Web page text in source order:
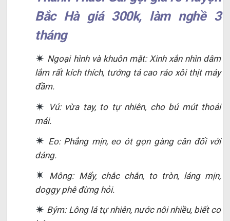
Bắc Hà giá 300k, làm nghề 3
tháng
Ngoại hình và khuôn mặt: Xinh xắn nhìn dâm
lắm rất kích thích, tướng tá cao ráo xôi thịt máy
đầm.
Vú: vừa tay, to tự nhiên, cho bú mút thoải
mái.
Eo: Phẳng mịn, eo ót gọn gàng cân đối với
dáng.
Mông: Mẩy, chắc chắn, to tròn, láng mịn,
doggy phê đừng hỏi.
Bým: Lông lá tự nhiên, nước nôi nhiều, biết co